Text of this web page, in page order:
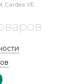
Cardea VE